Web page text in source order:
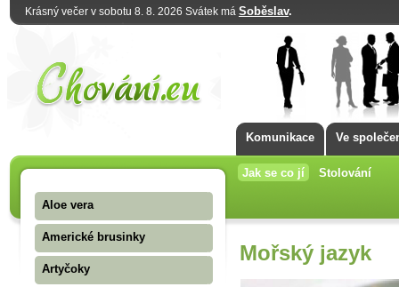
Krásný večer v sobotu 8. 8. 2026 Svátek má Soběslav.
Komunikace Ve
Jak se co jí Stolování
Aloe vera
Americké brusinky
Artyčoky
Mořský jazyk